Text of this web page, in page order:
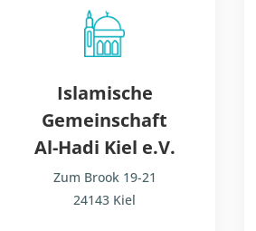
Islamische
Gemeinschaft
Al-Hadi Kiel e.V.
Zum Brook 19-21
24143 Kiel